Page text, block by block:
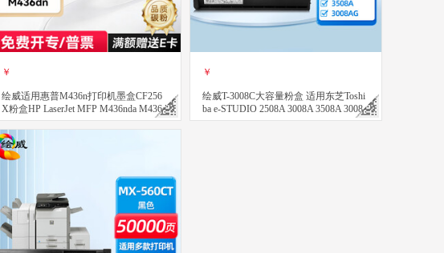
￥
绘威适用惠普M436n打印机墨盒CF256
X粉盒HP LaserJet MFP M436nda M436d
n粉盒 硒鼓 56X墨粉 碳粉 大容量
立即购买
￥
绘威T-3008C大容量粉盒 适用东芝Toshi
ba e-STUDIO 2508A 3008A 3508A 3008
AG 3508AG 4508AG复印机碳粉 墨粉